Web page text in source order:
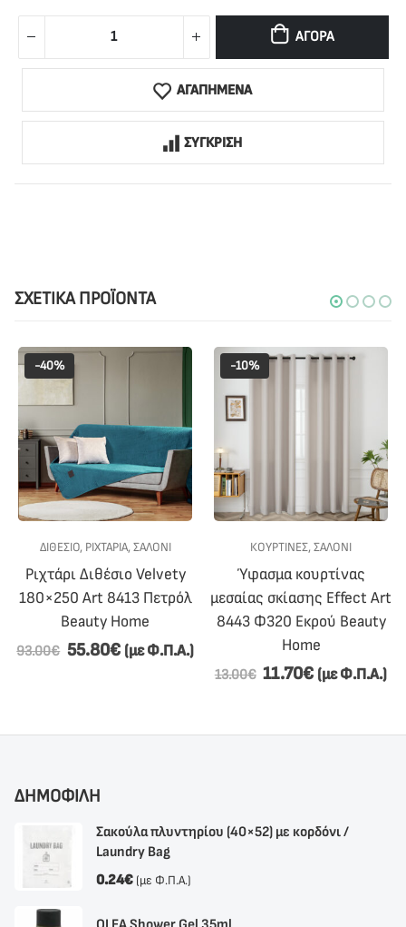
ΑΓΟΡΆ
ΑΓΑΠΗΜΕΝΑ
ΣΥΓΚΡΙΣΗ
ΣΧΕΤΙΚΆ ΠΡΟΪΌΝΤΑ
,ΣΑΛΟΝΙ
-40%
ΔΙΘΈΣΙΟ, ΡΙΧΤΆΡΙΑ,ΣΑΛΟΝΙ
Ριχτάρι Διθέσιο Velvety
180×250 Art 8413 Πετρόλ
Beauty Home
93.00€ 55.80€ (με Φ.Π.Α.)
-10%
ΚΟΥΡΤΙΝΕΣ,ΣΑΛΟΝΙ
Ύφασμα κουρτίνας
μεσαίας σκίασης Effect Art
8443 Φ320 Εκρού Beauty
Home
13.00€ 11.70€ (με Φ.Π.Α.)
ΔΗΜΟΦΙΛΗ
Σακούλα πλυντηρίου (40×52) με κορδόνι /
Laundry Bag
0.24€ (με Φ.Π.Α.)